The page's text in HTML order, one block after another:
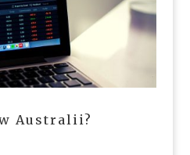
Australii?